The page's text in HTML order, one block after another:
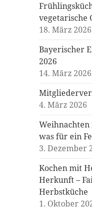
vegetarische
18. März 2026
Bayerischer
2026
14. März 2026
4. März 2026
Weihnachten
was für ein
3. Dezember
Kochen mit
Herkunft –
Herbstküche
1. Oktober